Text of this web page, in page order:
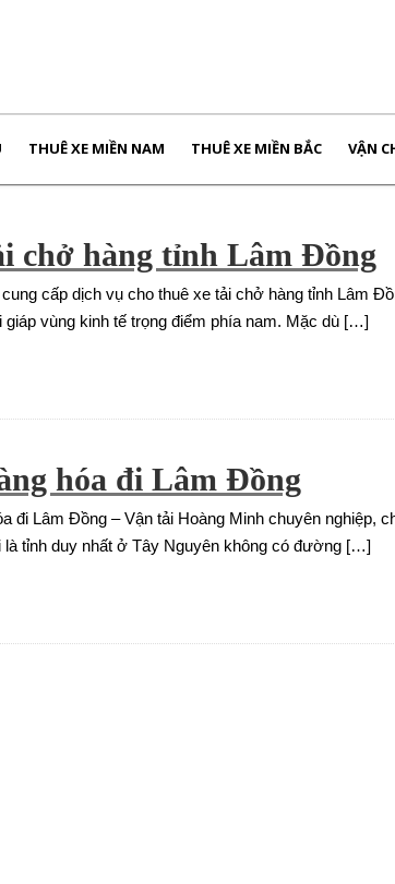
THUÊ XE MIỀN NAM THUÊ XE MIỀN BẮC VẬN
chở hàng tỉnh Lâm Đồng
cấp dịch vụ cho thuê xe tải chở hàng tỉnh Lâm
giáp vùng kinh tế trọng điểm phía nam. Mặc dù […]
hóa đi Lâm Đồng
đi Lâm Đồng – Vận tải Hoàng Minh chuyên nghiệp,
tỉnh duy nhất ở Tây Nguyên không có đường […]